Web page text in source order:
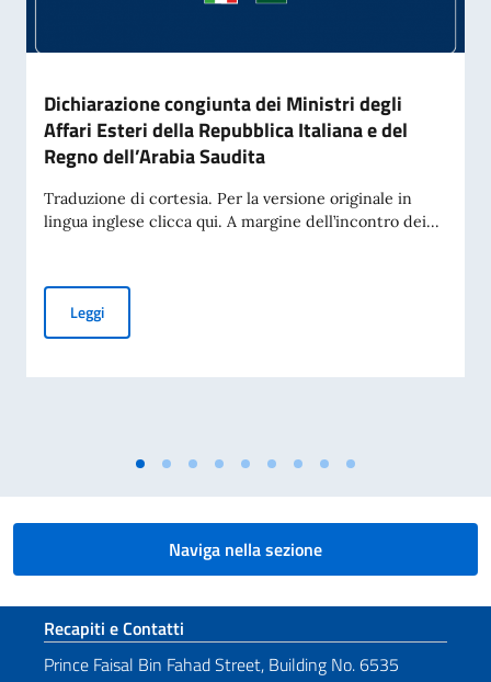
Dichiarazione congiunta dei Ministri degli
Affari Esteri della Repubblica Italiana e del
Regno dell’Arabia Saudita
Traduzione di cortesia. Per la versione originale in
lingua inglese clicca qui. A margine dell’incontro dei...
LeggiDichiarazione congiunta dei Ministri degli Affari Esteri
Naviga nella sezione
Sezione footer
Recapiti e Contatti
Prince Faisal Bin Fahad Street, Building No. 6535